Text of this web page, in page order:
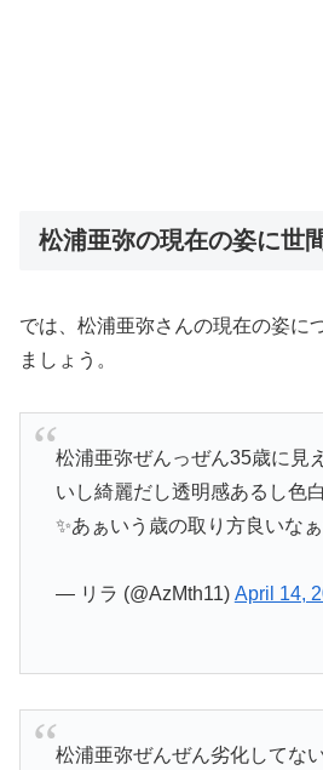
松浦亜弥の現在の姿に世
では、松浦亜弥さんの現在の姿に
ましょう。
松浦亜弥ぜんっぜん35歳に見
いし綺麗だし透明感あるし色
✨あぁいう歳の取り方良いな
— リラ (@AzMth11) April 14,
松浦亜弥ぜんぜん劣化してな